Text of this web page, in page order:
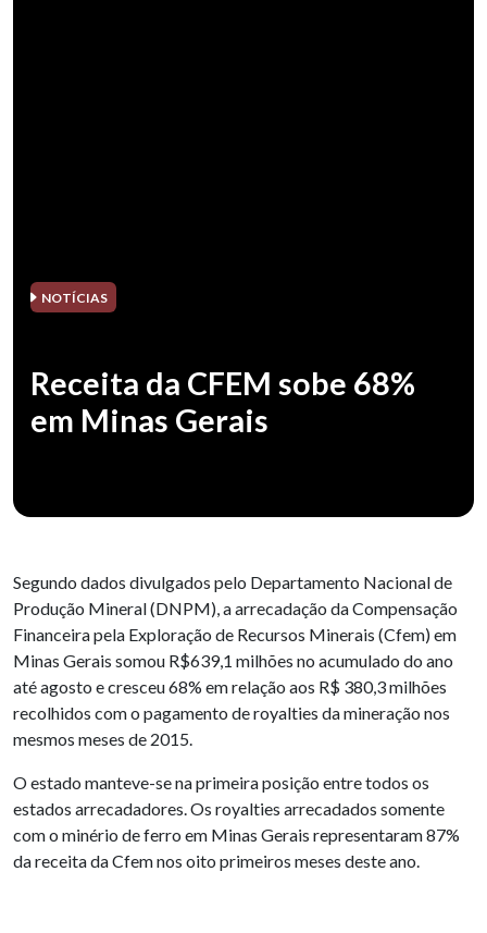
NOTÍCIAS
Receita da CFEM sobe 68%
em Minas Gerais
Segundo dados divulgados pelo Departamento Nacional de
Produção Mineral (DNPM), a arrecadação da Compensação
Financeira pela Exploração de Recursos Minerais (Cfem) em
Minas Gerais somou R$639,1 milhões no acumulado do ano
até agosto e cresceu 68% em relação aos R$ 380,3 milhões
recolhidos com o pagamento de royalties da mineração nos
mesmos meses de 2015.
O estado manteve-se na primeira posição entre todos os
estados arrecadadores. Os royalties arrecadados somente
com o minério de ferro em Minas Gerais representaram 87%
da receita da Cfem nos oito primeiros meses deste ano.